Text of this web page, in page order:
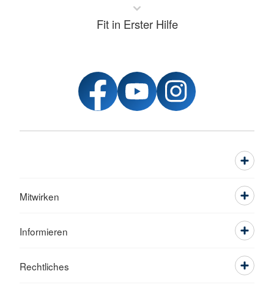
Fit in Erster Hilfe
Mitwirken
Informieren
Rechtliches